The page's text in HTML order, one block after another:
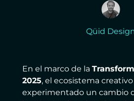
Qüid
En el marco de la
2025, el ecosistema
experimentado un cambio